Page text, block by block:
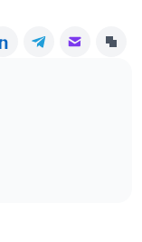
LinkedInTelegramE-posta